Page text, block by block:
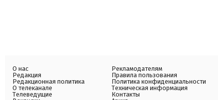
О нас
Редакция
Редакционная политика
О телеканале
Телеведущие
Рекламодателям
Правила пользования
Политика конфиденциальности
Техническая информация
Контакты